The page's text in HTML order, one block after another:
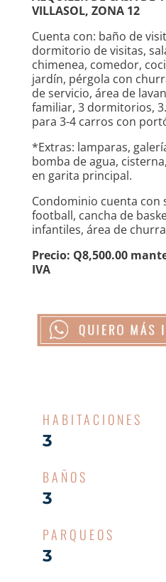
VILLASOL, ZONA 12
Cuenta con: baño de
dormitorio de visitas,
chimenea, comedor,
jardín, pérgola con
de servicio, área de
familiar, 3 dormitorios,
para 3-4 carros con
*Extras: lamparas,
bomba de agua,
en garita principal.
Condominio cuenta con
football, cancha de
infantiles, área de
Precio: Q8,500.00
IVA
HABITACIONES
3
BAÑOS
3
PARQUEOS
3